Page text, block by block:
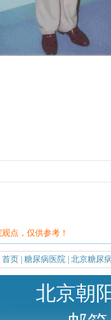
点，仅供参考！
首页 糖尿病医院 北京糖尿
园东